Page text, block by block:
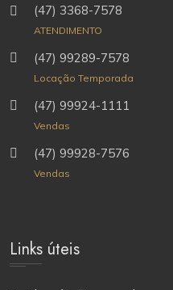
(47) 3368-7578
ATENDIMENTO
(47) 99289-7578
Locação Temporada
(47) 99924-1111
Vendas
(47) 99928-7576
Vendas
Links úteis